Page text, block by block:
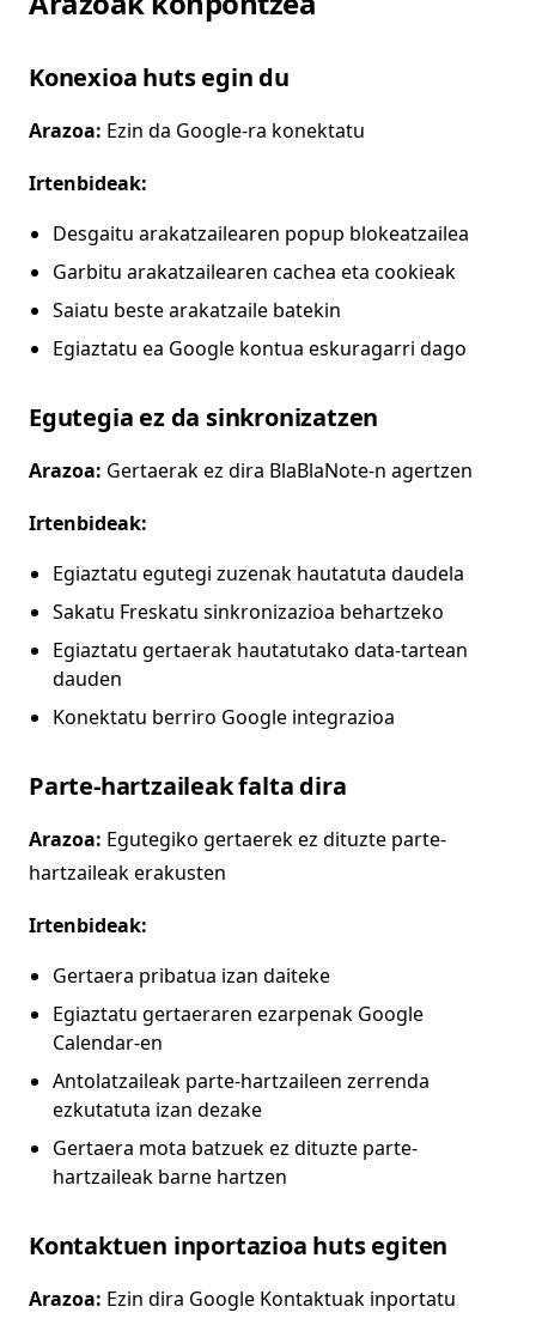
Konexioa huts egin du
Arazoa: Ezin da Google-ra konektatu
Irtenbideak:
Desgaitu arakatzailearen popup blokeatzailea
Garbitu arakatzailearen cachea eta cookieak
Saiatu beste arakatzaile batekin
Egiaztatu ea Google kontua eskuragarri dago
Egutegia ez da sinkronizatzen
Arazoa: Gertaerak ez dira BlaBlaNote-n agertzen
Irtenbideak:
Egiaztatu egutegi zuzenak hautatuta daudela
Sakatu Freskatu sinkronizazioa behartzeko
Egiaztatu gertaerak hautatutako data-tartean
dauden
Konektatu berriro Google integrazioa
Parte-hartzaileak falta dira
Arazoa: Egutegiko gertaerek ez dituzte parte-
hartzaileak erakusten
Irtenbideak:
Gertaera pribatua izan daiteke
Egiaztatu gertaeraren ezarpenak Google
Calendar-en
Antolatzaileak parte-hartzaileen zerrenda
ezkutatuta izan dezake
Gertaera mota batzuek ez dituzte parte-
hartzaileak barne hartzen
Kontaktuen inportazioa huts egiten
Arazoa: Ezin dira Google Kontaktuak inportatu